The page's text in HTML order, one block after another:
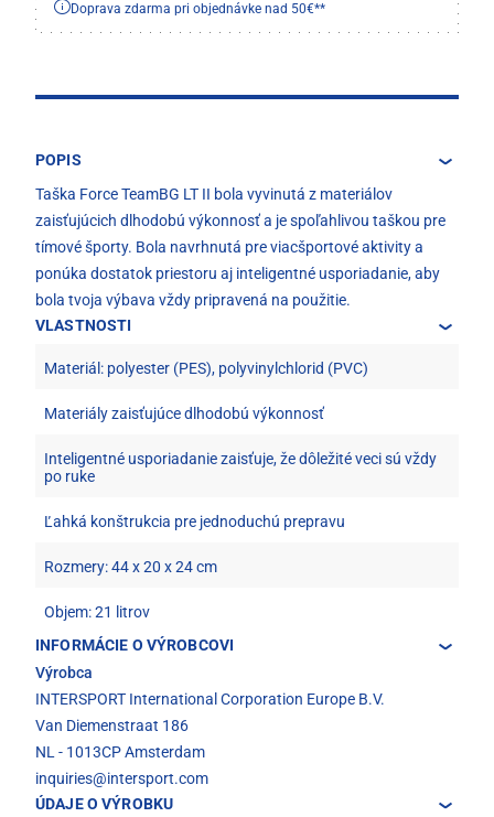
Doprava zdarma pri objednávke nad 50€**
POPIS
Taška Force TeamBG LT II bola vyvinutá z materiálov
zaisťujúcich dlhodobú výkonnosť a je spoľahlivou taškou pre
tímové športy. Bola navrhnutá pre viacšportové aktivity a
ponúka dostatok priestoru aj inteligentné usporiadanie, aby
bola tvoja výbava vždy pripravená na použitie.
VLASTNOSTI
Materiál: polyester (PES), polyvinylchlorid (PVC)
Materiály zaisťujúce dlhodobú výkonnosť
Inteligentné usporiadanie zaisťuje, že dôležité veci sú vždy
po ruke
Ľahká konštrukcia pre jednoduchú prepravu
Rozmery: 44 x 20 x 24 cm
Objem: 21 litrov
INFORMÁCIE O VÝROBCOVI
Výrobca
INTERSPORT International Corporation Europe B.V.
Van Diemenstraat 186
NL - 1013CP Amsterdam
inquiries@intersport.com
ÚDAJE O VÝROBKU